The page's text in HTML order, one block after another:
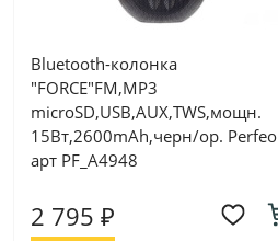
Bluetooth-колонка
"FORCE"FM,MP3
microSD,USB,AUX,TWS,мощн.
15Вт,2600mAh,черн/ор. Perfeo
арт PF_A4948
2 795 ₽